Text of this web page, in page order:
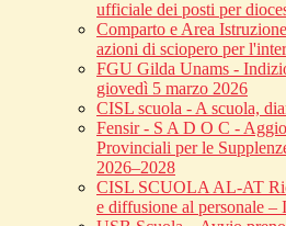
ufficiale dei posti per
Comparto e Area
azioni di sciopero per
FGU Gilda Unams -
giovedì 5 marzo 2026
CISL scuola - A scuola,
Fensir - S A D O C -
Provinciali per le
2026–2028
CISL SCUOLA AL-AT
e diffusione al personale –